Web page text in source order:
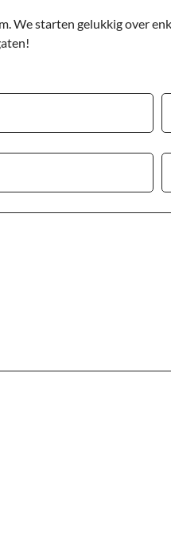
We starten gelukkig over